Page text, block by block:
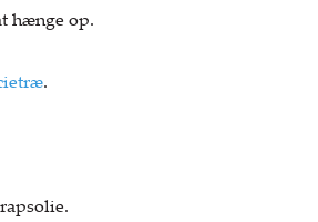
hænge op.
.